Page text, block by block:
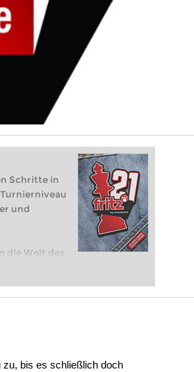
Schritte in
und
die Welt des
spielen: Mit
zu, bis es schließlich doch